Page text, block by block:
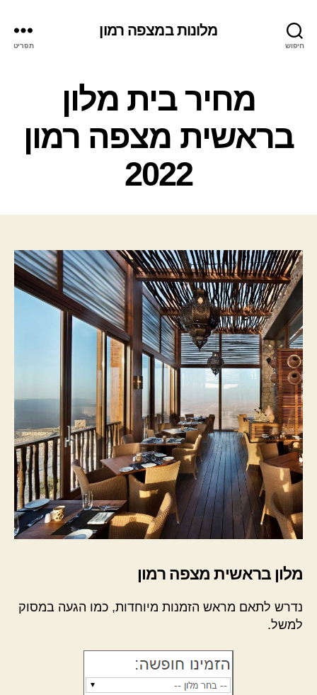
חיפוש
מלונות במצפה רמון
תפריט
ק
ט
ו
ר
י
ו
מחיר בית מלון
בראשית מצפה רמון
2022
מלון בראשית מצפה רמון
נדרש לתאם מראש הזמנות מיוחדות, כמו הגעה במסוק
למשל.